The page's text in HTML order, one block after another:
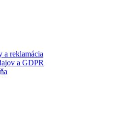
a reklamácia
a GDPR